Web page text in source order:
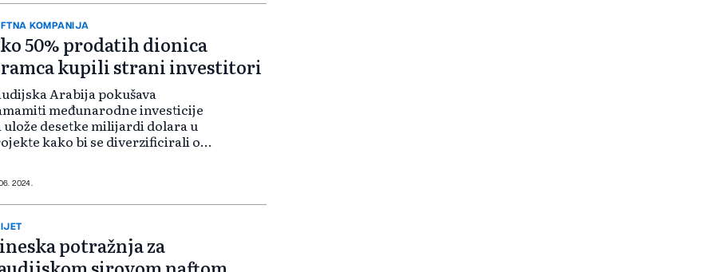
su dividende od 31,1
dolara, ukl...
KOMPANIJA
50% prodatih dionica
kupili strani investitori
Arabija pokušava
međunarodne investicije
ulože desetke milijardi dolara u
kako bi se diverzificirali od
"Bilo je više narudžbi iz...
2024.
potražnja za